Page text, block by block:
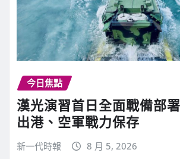
今日焦點
漢光演習首日全面戰備部
出港、空軍戰力保存
新一代時報 8 月 5, 2026